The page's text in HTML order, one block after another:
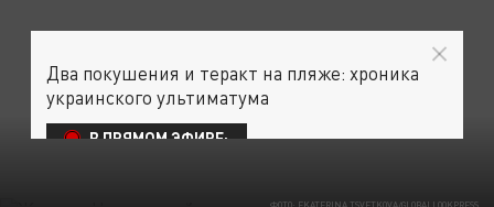
Два покушения и теракт на пляже: хроника
украинского ультиматума
В ПРЯМОМ ЭФИРЕ: